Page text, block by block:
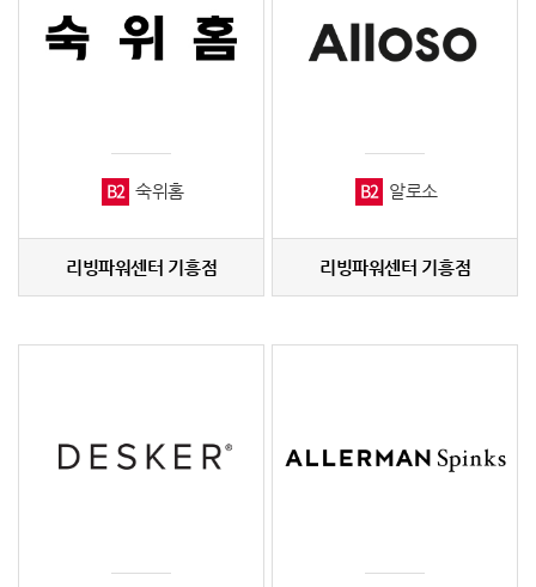
B2 숙위홈
리빙파워센터 기흥점
B2 알로소
리빙파워센터 기흥점